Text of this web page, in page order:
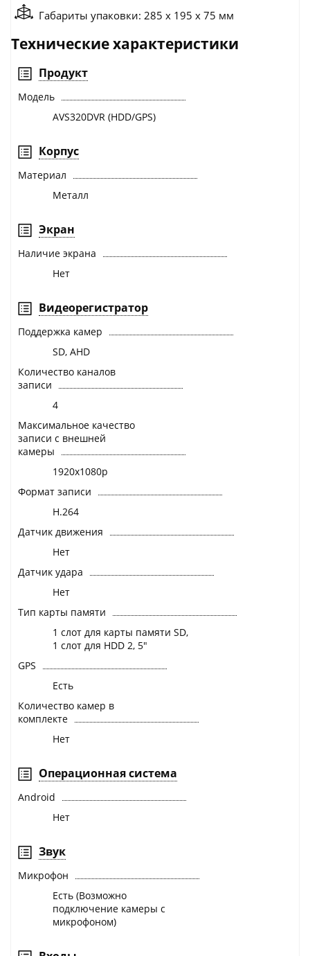
Габариты упаковки: 285 x 195 x 75 мм
Технические характеристики
Продукт
Модель
AVS320DVR (HDD/GPS)
Корпус
Материал
Металл
Экран
Наличие экрана
Нет
Видеорегистратор
Поддержка камер
SD, AHD
Количество каналов
записи
4
Максимальное качество
записи с внешней
камеры
1920x1080p
Формат записи
H.264
Датчик движения
Нет
Датчик удара
Нет
Тип карты памяти
1 слот для карты памяти SD,
1 слот для HDD 2, 5"
GPS
Есть
Количество камер в
комплекте
Нет
Операционная система
Android
Нет
Звук
Микрофон
Есть (Возможно
подключение камеры с
микрофоном)